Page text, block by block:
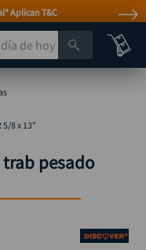
Aplican T&C
hoy?
8 x 13"
pesado